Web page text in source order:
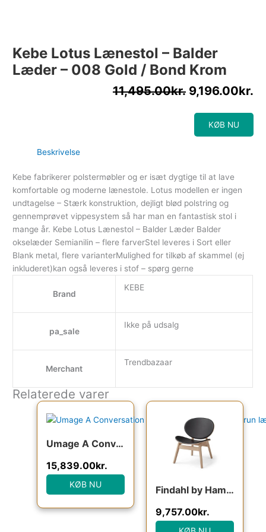
Kebe Lotus Lænestol – Balder
Læder – 008 Gold / Bond Krom
11,495.00kr. 9,196.00kr.
KØB NU
Beskrivelse
Kebe fabrikerer polstermøbler og er isæt dygtige til at lave
komfortable og moderne lænestole. Lotus modellen er ingen
undtagelse – Stærk konstruktion, dejligt blød polstring og
gennemprøvet vippesystem så har man en fantastisk stol i
mange år. Kebe Lotus Lænestol – Balder Læder Balder
okselæder Semianilin – flere farverStel leveres i Sort eller
Blank metal, flere varianterMulighed for tilkøb af skammel (ej
inkluderet)kan også leveres i stof – spørg gerne
Brand
KEBE
pa_sale
Ikke på udsalg
Merchant
Trendbazaar
Relaterede varer
Umage A Conversation Piece – Høj – Black Oak/Brun læder : Erling Christensen Møbler
Den oprindelige pris var: 19,799.00kr..
15,839.00kr.
Den aktuelle pris er:
KØB NU Findahl by Hammel One loungestol – Eg/læder : Erling Christensen Møbler
Den oprindelige pris
9,757.00kr.
Den